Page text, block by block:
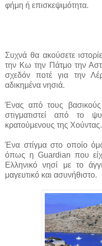
φήμη ή επισκεψιμότητα.
Συχνά θα ακούσετε
την Κω την Πάτμο την
σχεδόν ποτέ για την
αδικημένα νησιά.
Ένας από τους βασικούς
στιγματιστεί από το
κρατούμενους της Χούντας.
Ένα στίγμα στο οποίο
όπως η Guardian που
Ελληνικό νησί με το
μαγευτικό και ασυνήθιστο.